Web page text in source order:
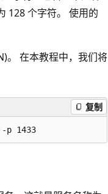
128 个字符。 使用的
。 在本教程中，我们将
复制